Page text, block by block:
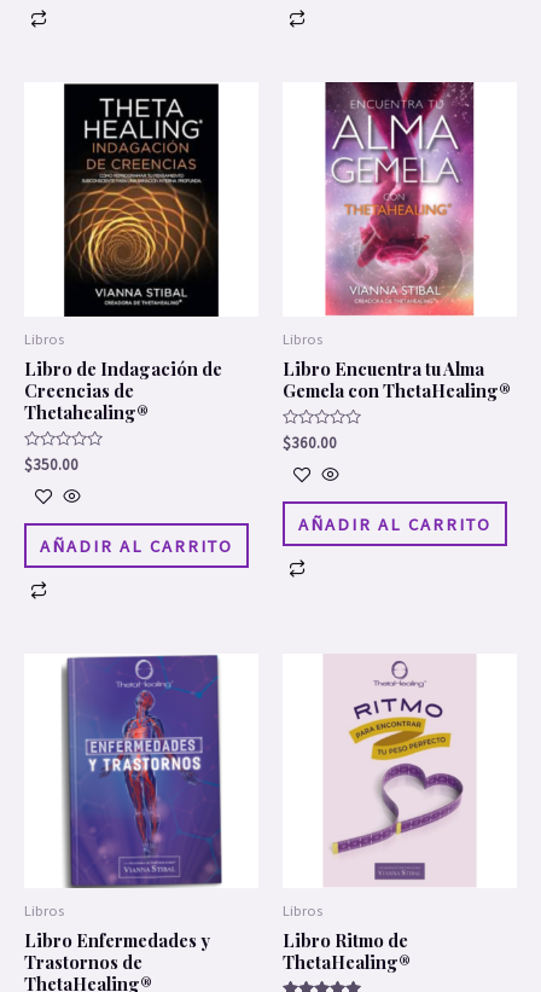
Libros
Libro de Indagación de
Creencias de
Thetahealing®
Valorado
en
de
$350.00
AÑADIR AL CARRITO
Libros
Libro Encuentra tu Alma
Gemela con ThetaHealing®
Valorado
en
de
$360.00
AÑADIR AL CARRITO
Libros
Libro Enfermedades y
Trastornos de
ThetaHealing®
Libros
Libro Ritmo de
ThetaHealing®